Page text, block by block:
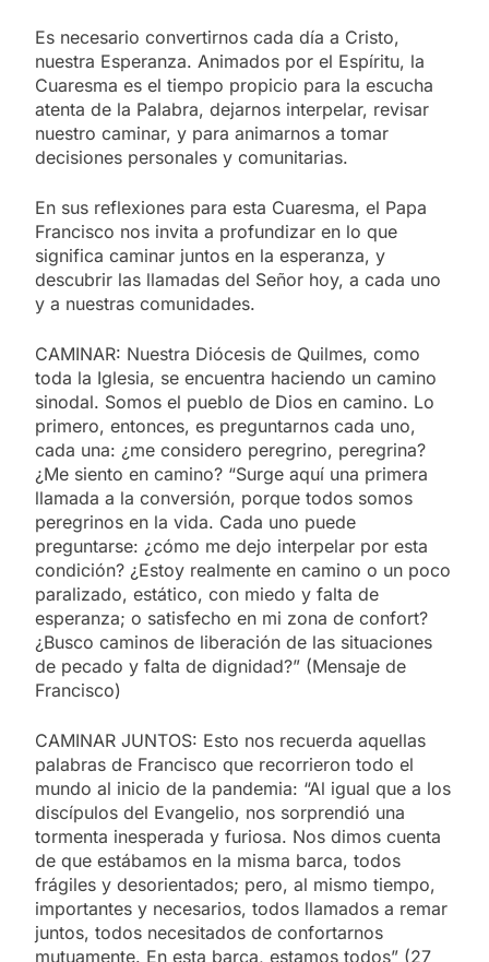
Es necesario convertirnos cada día a Cristo,
nuestra Esperanza. Animados por el Espíritu, la
Cuaresma es el tiempo propicio para la escucha
atenta de la Palabra, dejarnos interpelar, revisar
nuestro caminar, y para animarnos a tomar
decisiones personales y comunitarias.
En sus reflexiones para esta Cuaresma, el Papa
Francisco nos invita a profundizar en lo que
significa caminar juntos en la esperanza, y
descubrir las llamadas del Señor hoy, a cada uno
y a nuestras comunidades.
CAMINAR: Nuestra Diócesis de Quilmes, como
toda la Iglesia, se encuentra haciendo un camino
sinodal. Somos el pueblo de Dios en camino. Lo
primero, entonces, es preguntarnos cada uno,
cada una: ¿me considero peregrino, peregrina?
¿Me siento en camino? “Surge aquí una primera
llamada a la conversión, porque todos somos
peregrinos en la vida. Cada uno puede
preguntarse: ¿cómo me dejo interpelar por esta
condición? ¿Estoy realmente en camino o un poco
paralizado, estático, con miedo y falta de
esperanza; o satisfecho en mi zona de confort?
¿Busco caminos de liberación de las situaciones
de pecado y falta de dignidad?” (Mensaje de
Francisco)
CAMINAR JUNTOS: Esto nos recuerda aquellas
palabras de Francisco que recorrieron todo el
mundo al inicio de la pandemia: “Al igual que a los
discípulos del Evangelio, nos sorprendió una
tormenta inesperada y furiosa. Nos dimos cuenta
de que estábamos en la misma barca, todos
frágiles y desorientados; pero, al mismo tiempo,
importantes y necesarios, todos llamados a remar
juntos, todos necesitados de confortarnos
mutuamente. En esta barca, estamos todos” (27